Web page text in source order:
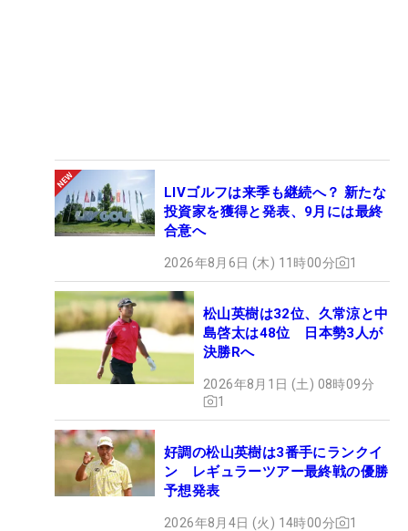
LIVゴルフは来季も継続へ？ 新たな
投資家を獲得と発表、9月には最終
合意へ
2026年8月6日 (木) 11時00分 1
松山英樹は32位、久常涼と中
島啓太は48位 日本勢3人が
決勝Rへ
2026年8月1日 (土) 08時09分
1
好調の松山英樹は3番手にランクイ
ン レギュラーツアー最終戦の優勝
予想発表
2026年8月4日 (火) 14時00分 1